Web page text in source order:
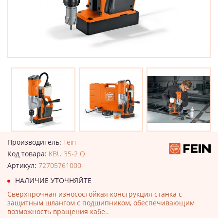
Производитель: Fein
Код товара: KBU 35-2 Q
Артикул: 72705761000
НАЛИЧИЕ УТОЧНЯЙТЕ
Сверхпрочная износостойкая конструкция станка с
защитным шлангом с подшипником, обеспечивающим
возможность вращения кабе..